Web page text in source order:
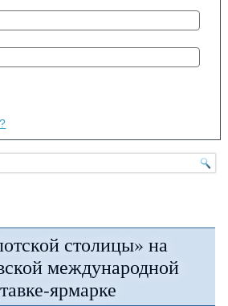
столицы» на
международной
ярмарке